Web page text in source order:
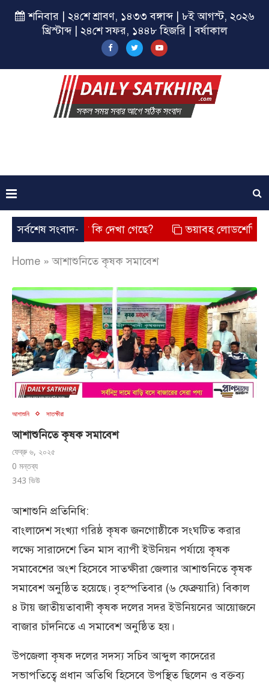
শনিবার | ২৪শে শ্রাবণ, ১৪৩৩ বঙ্গাব্দ | ৮ই আগস্ট, ২০২৬
খ্রিস্টাব্দ | ২৪শে সফর, ১৪৪৮ হিজরি | বর্ষাকাল
সর্বশেষ সংবাদ-
তার চেহারা কি দেখা গেছে? ভয়াবহ লোডশেডিং, বিদ্যুত –
Home »আশাশুনিতে কৃষক সমাবেশ
আশাশুনি সাতক্ষীরা
আশাশুনিতে কৃষক সমাবেশ
ফেব্রু ৬, ২০২৫
0 মন্তব্য
343 ভিউ
আশাশুনি প্রতিনিধি:
বাংলাদেশ সংখ্যা গরিষ্ঠ কৃষক জনগোষ্ঠীকে সংঘটিত করার
লক্ষ্যে সারাদেশে তিন মাস ব্যাপী ইউনিয়ন পর্যায়ে কৃষক
সমাবেশের অংশ হিসেবে সাতক্ষীরা জেলার আশাশুনিতে কৃষক
সমাবেশ অনুষ্ঠিত হয়েছে। বৃহস্পতিবার (৬ ফেব্রুয়ারি) বিকাল
৪ টায় জাতীয়তাবাদী কৃষক দলের সদর ইউনিয়নের আয়োজনে
বাজার চাঁদনিতে এ সমাবেশ অনুষ্ঠিত হয়।
উপজেলা কৃষক দলের সদস্য সচিব আব্দুল কাদেরের
সভাপতিত্বে প্রধান অতিথি হিসেবে উপস্থিত ছিলেন ও বক্তব্য